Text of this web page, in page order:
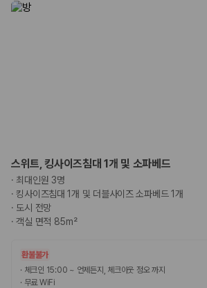
스위트, 킹사이즈침대 1개 및 소파베드
· 최대인원 3명
·킹사이즈침대 1개 및 더블사이즈 소파베드 1개
· 도시 전망
·객실 면적 85m²
환불불가
· 체크인 15:00 ~ 언제든지, 체크아웃 정오 까지
· 무료 WiFi